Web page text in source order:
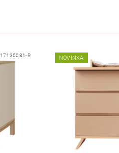
17135031-R NOVINKA